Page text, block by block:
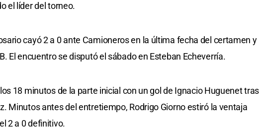
el líder del torneo.
cayó 2 a 0 ante Camioneros en la última fecha del certamen y
El encuentro se disputó el sábado en Esteban Echeverría.
18 minutos de la parte inicial con un gol de Ignacio Huguenet tras
Minutos antes del entretiempo, Rodrigo Giorno estiró la ventaja
2 a 0 definitivo.